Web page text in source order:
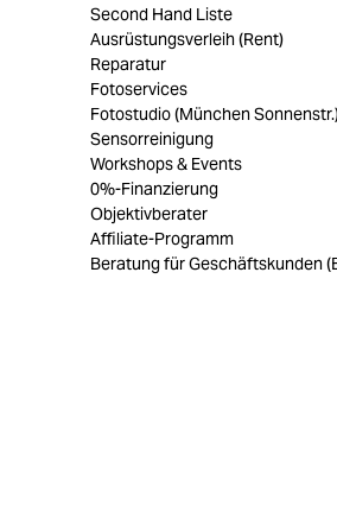
Second Hand Liste
Ausrüstungsverleih (Rent)
Reparatur
Fotoservices
Fotostudio (München
Sensorreinigung
Workshops & Events
0%-Finanzierung
Objektivberater
Affiliate-Programm
Beratung für Geschäftskunden